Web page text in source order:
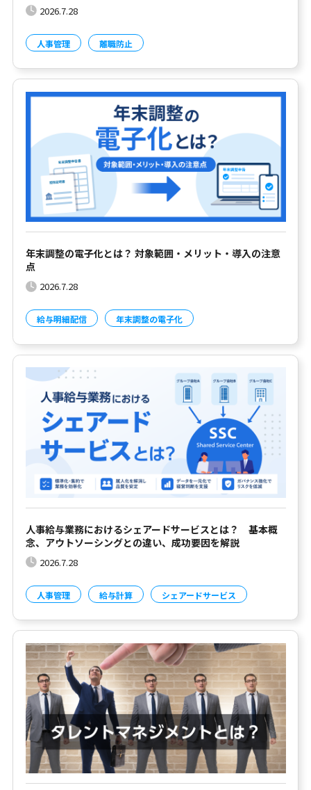
2026.7.28
人事管理 離職防止
年末調整の電子化とは？ 対象範囲・メリット・導入の注意
点
2026.7.28
給与明細配信 年末調整の電子化
人事給与業務におけるシェアードサービスとは？ 基本概
念、アウトソーシングとの違い、成功要因を解説
2026.7.28
人事管理 給与計算 シェアードサービス